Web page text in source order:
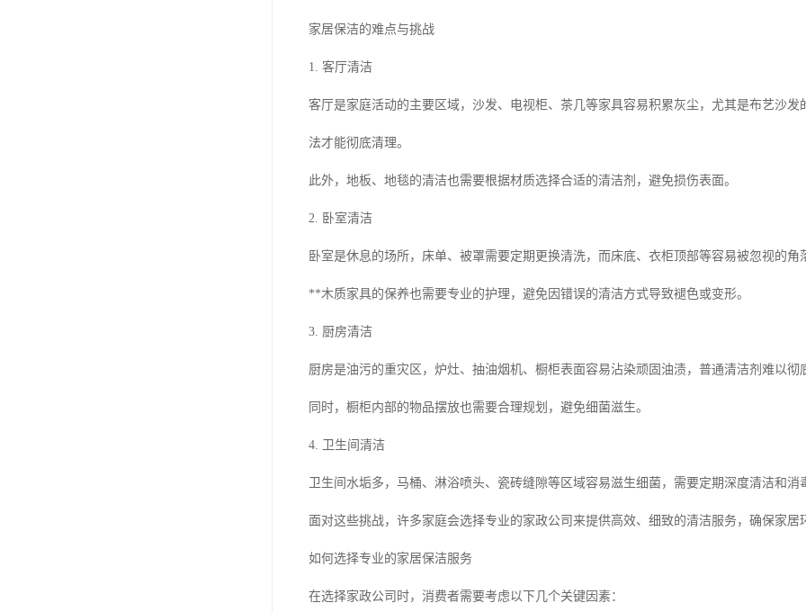
家居保洁的难点与挑战
1. 客厅清洁
客厅是家庭活动的主要区域，沙发、电视柜、茶几等家具容易积累灰尘，尤其是布艺沙
法才能彻底清理。
此外，地板、地毯的清洁也需要根据材质选择合适的清洁剂，避免损伤表面。
2. 卧室清洁
卧室是休息的场所，床单、被罩需要定期更换清洗，而床底、衣柜顶部等容易被忽视的
**木质家具的保养也需要专业的护理，避免因错误的清洁方式导致褪色或变形。
3. 厨房清洁
厨房是油污的重灾区，炉灶、抽油烟机、橱柜表面容易沾染顽固油渍，普通清洁剂难以彻
同时，橱柜内部的物品摆放也需要合理规划，避免细菌滋生。
4. 卫生间清洁
卫生间水垢多，马桶、淋浴喷头、瓷砖缝隙等区域容易滋生细菌，需要定期深度清洁和
面对这些挑战，许多家庭会选择专业的家政公司来提供高效、细致的清洁服务，确保家居
如何选择专业的家居保洁服务
在选择家政公司时，消费者需要考虑以下几个关键因素：